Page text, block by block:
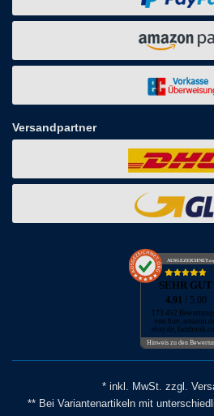
Versandpartner
AUSGEZEICHNET.org
SEHR GUT
4.91 / 5.00
173.452
von hier,
ebay.de,
Hinweis zu den
* inkl. MwSt. zzgl.
** Bei Variantenartikeln mit